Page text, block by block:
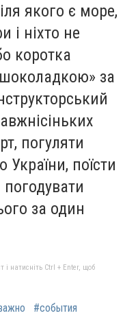
якого є море,
і ніхто не
коротка
за
погуляти
поїсти
за один
і натисніть Ctrl + Enter, щоб
#события